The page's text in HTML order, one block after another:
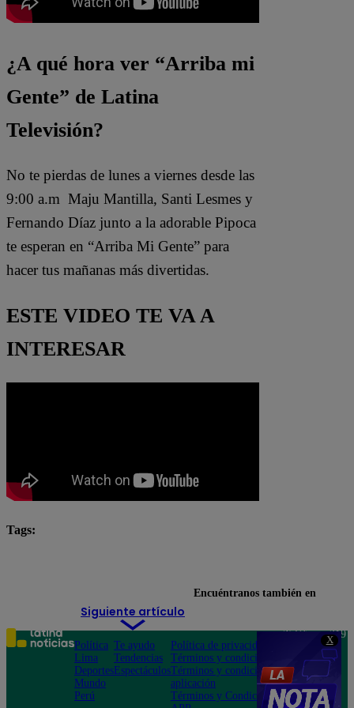
X
¿A qué hora ver “Arriba mi
Gente” de Latina
Televisión?
No te pierdas de lunes a viernes desde las
9:00 a.m Maju Mantilla, Santi Lesmes y
Fernando Díaz junto a la adorable Pipoca
te esperan en “Arriba Mi Gente” para
hacer tus mañanas más divertidas.
ESTE VIDEO TE VA A
INTERESAR
Tags:
Siguiente artículo
Encuéntranos también en
Política
Lima
Deportes
Mundo
Perú
Te ayudo
Tendencias
Espectáculos
Política de privacidad
Términos y condiciones
Términos y condiciones
aplicación
Términos y Condiciones
Teléfono: 219
Av. San
Felipe 968
Jesús María